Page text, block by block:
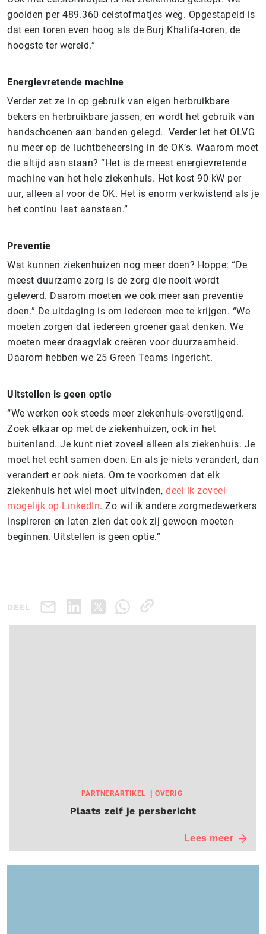
gooiden per 489.360 celstofmatjes weg. Opgestapeld is
dat een toren even hoog als de Burj Khalifa-toren, de
hoogste ter wereld.”
Energievretende machine
Verder zet ze in op gebruik van eigen herbruikbare
bekers en herbruikbare jassen, en wordt het gebruik van
handschoenen aan banden gelegd. Verder let het OLVG
nu meer op de luchtbeheersing in de OK’s. Waarom moet
die altijd aan staan? “Het is de meest energievretende
machine van het hele ziekenhuis. Het kost 90 kW per
uur, alleen al voor de OK. Het is enorm verkwistend als je
het continu laat aanstaan.”
Preventie
Wat kunnen ziekenhuizen nog meer doen? Hoppe: “De
meest duurzame zorg is de zorg die nooit wordt
geleverd. Daarom moeten we ook meer aan preventie
doen.” De uitdaging is om iedereen mee te krijgen. “We
moeten zorgen dat iedereen groener gaat denken. We
moeten meer draagvlak creëren voor duurzaamheid.
Daarom hebben we 25 Green Teams ingericht.
Uitstellen is geen optie
“We werken ook steeds meer ziekenhuis-overstijgend.
Zoek elkaar op met de ziekenhuizen, ook in het
buitenland. Je kunt niet zoveel alleen als ziekenhuis. Je
moet het echt samen doen. En als je niets verandert, dan
verandert er ook niets. Om te voorkomen dat elk
ziekenhuis het wiel moet uitvinden, deel ik zoveel
mogelijk op LinkedIn. Zo wil ik andere zorgmedewerkers
inspireren en laten zien dat ook zij gewoon moeten
beginnen. Uitstellen is geen optie.”
DEEL
PARTNERARTIKEL OVERIG
Plaats zelf je persbericht
Lees meer